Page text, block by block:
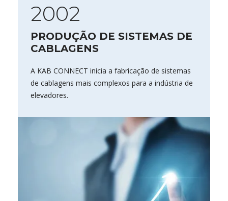
2002
PRODUÇÃO DE SISTEMAS DE
CABLAGENS
A KAB CONNECT inicia a fabricação de sistemas
de cablagens mais complexos para a indústria de
elevadores.